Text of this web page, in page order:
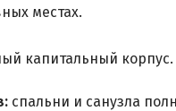
местах.
капитальный корпус.
спальни и санузла